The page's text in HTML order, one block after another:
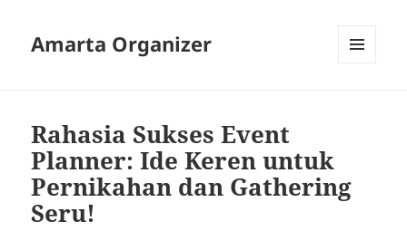
Amarta Organizer
Rahasia Sukses Event
Planner: Ide Keren untuk
Pernikahan dan Gathering
Seru!